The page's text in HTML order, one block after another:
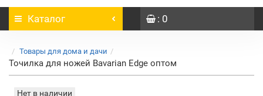
Каталог : 0
Товары для дома и дачи
Точилка для ножей Bavarian Edge оптом
Нет в наличии